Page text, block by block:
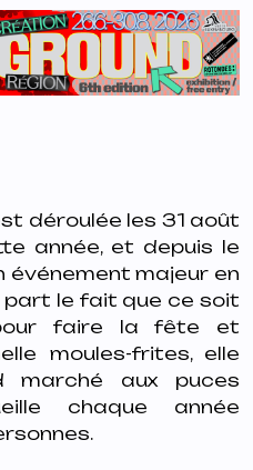
déroulée les 31 août
année, et depuis le
événement majeur en
part le fait que ce soit
faire la fête et
moules-frites, elle
aux puces
chaque année